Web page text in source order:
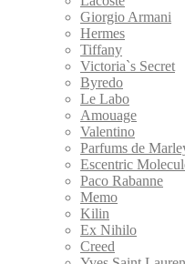
Giorgio Armani
Hermes
Tiffany
Victoria`s Secret
Byredo
Le Labo
Amouage
Valentino
Parfums de
Escentric
Paco Rabanne
Memo
Kilin
Ex Nihilo
Creed